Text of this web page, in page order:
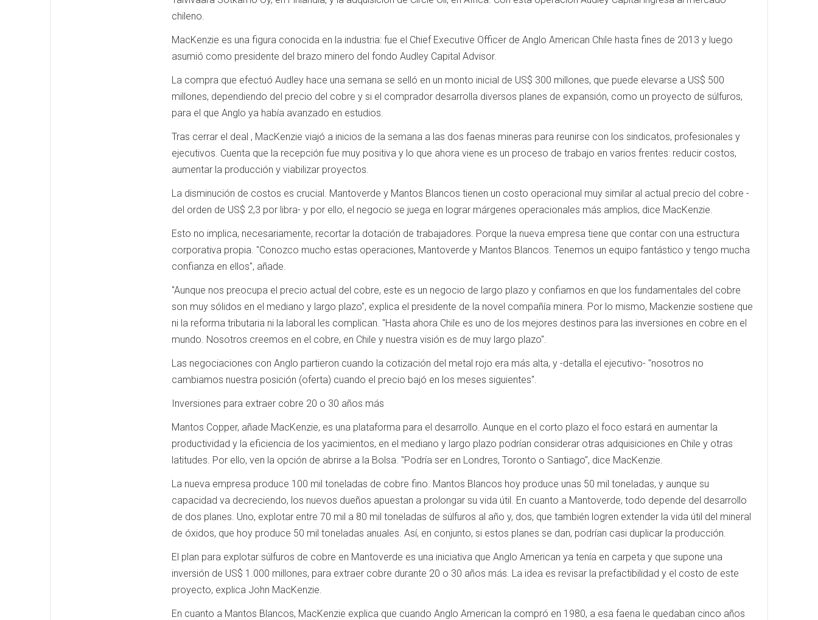
chileno.
MacKenzie es una figura conocida en la industria: fue el Chief Executive Officer de Anglo American Chile hasta fines de 2013 y luego
asumió como presidente del brazo minero del fondo Audley Capital Advisor.
La compra que efectuó Audley hace una semana se selló en un monto inicial de US$ 300 millones, que puede elevarse a US$ 500
millones, dependiendo del precio del cobre y si el comprador desarrolla diversos planes de expansión, como un proyecto de súlfuros,
para el que Anglo ya había avanzado en estudios.
Tras cerrar el deal , MacKenzie viajó a inicios de la semana a las dos faenas mineras para reunirse con los sindicatos, profesionales y
ejecutivos. Cuenta que la recepción fue muy positiva y lo que ahora viene es un proceso de trabajo en varios frentes: reducir costos,
aumentar la producción y viabilizar proyectos.
La disminución de costos es crucial. Mantoverde y Mantos Blancos tienen un costo operacional muy similar al actual precio del cobre -
del orden de US$ 2,3 por libra- y por ello, el negocio se juega en lograr márgenes operacionales más amplios, dice MacKenzie.
Esto no implica, necesariamente, recortar la dotación de trabajadores. Porque la nueva empresa tiene que contar con una estructura
corporativa propia. "Conozco mucho estas operaciones, Mantoverde y Mantos Blancos. Tenemos un equipo fantástico y tengo mucha
confianza en ellos", añade.
"Aunque nos preocupa el precio actual del cobre, este es un negocio de largo plazo y confiamos en que los fundamentales del cobre
son muy sólidos en el mediano y largo plazo", explica el presidente de la novel compañía minera. Por lo mismo, Mackenzie sostiene que
ni la reforma tributaria ni la laboral les complican. "Hasta ahora Chile es uno de los mejores destinos para las inversiones en cobre en el
mundo. Nosotros creemos en el cobre, en Chile y nuestra visión es de muy largo plazo".
Las negociaciones con Anglo partieron cuando la cotización del metal rojo era más alta, y -detalla el ejecutivo- "nosotros no
cambiamos nuestra posición (oferta) cuando el precio bajó en los meses siguientes".
Inversiones para extraer cobre 20 o 30 años más
Mantos Copper, añade MacKenzie, es una plataforma para el desarrollo. Aunque en el corto plazo el foco estará en aumentar la
productividad y la eficiencia de los yacimientos, en el mediano y largo plazo podrían considerar otras adquisiciones en Chile y otras
latitudes. Por ello, ven la opción de abrirse a la Bolsa. "Podría ser en Londres, Toronto o Santiago", dice MacKenzie.
La nueva empresa produce 100 mil toneladas de cobre fino. Mantos Blancos hoy produce unas 50 mil toneladas, y aunque su
capacidad va decreciendo, los nuevos dueños apuestan a prolongar su vida útil. En cuanto a Mantoverde, todo depende del desarrollo
de dos planes. Uno, explotar entre 70 mil a 80 mil toneladas de súlfuros al año y, dos, que también logren extender la vida útil del mineral
de óxidos, que hoy produce 50 mil toneladas anuales. Así, en conjunto, si estos planes se dan, podrían casi duplicar la producción.
El plan para explotar súlfuros de cobre en Mantoverde es una iniciativa que Anglo American ya tenía en carpeta y que supone una
inversión de US$ 1.000 millones, para extraer cobre durante 20 o 30 años más. La idea es revisar la prefactibilidad y el costo de este
proyecto, explica John MacKenzie.
En cuanto a Mantos Blancos, MacKenzie explica que cuando Anglo American la compró en 1980, a esa faena le quedaban cinco años